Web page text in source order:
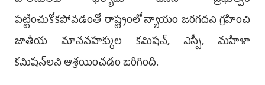
ప‌ట్టించుకోక‌పోవ‌డంతో రాష్ట్రంలో న్యాయం జ‌రగ‌ద‌ని గ్ర‌హించి
జాతీయ మాన‌వ‌హ‌క్కుల క‌మిష‌న్‌, ఎస్సీ, మ‌హిళా
క‌మిష‌న్‌ల‌ని ఆశ్ర‌యించ‌డం జ‌రిగింది.